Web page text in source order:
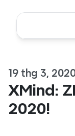
19 thg 3,
XMind:
2020!